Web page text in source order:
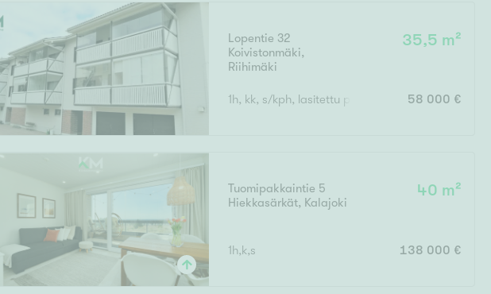
Ei uudiskohteita
tekninen tila, autotalli, varasto
Lopentie 32
Koivistonmäki,
Riihimäki
35,5 m²
1h, kk, s/kph, lasitettu parveke 58 000 €
Tuomipakkaintie 5
Hiekkasärkät, Kalajoki
40 m²
1h,k,s 138 000 €